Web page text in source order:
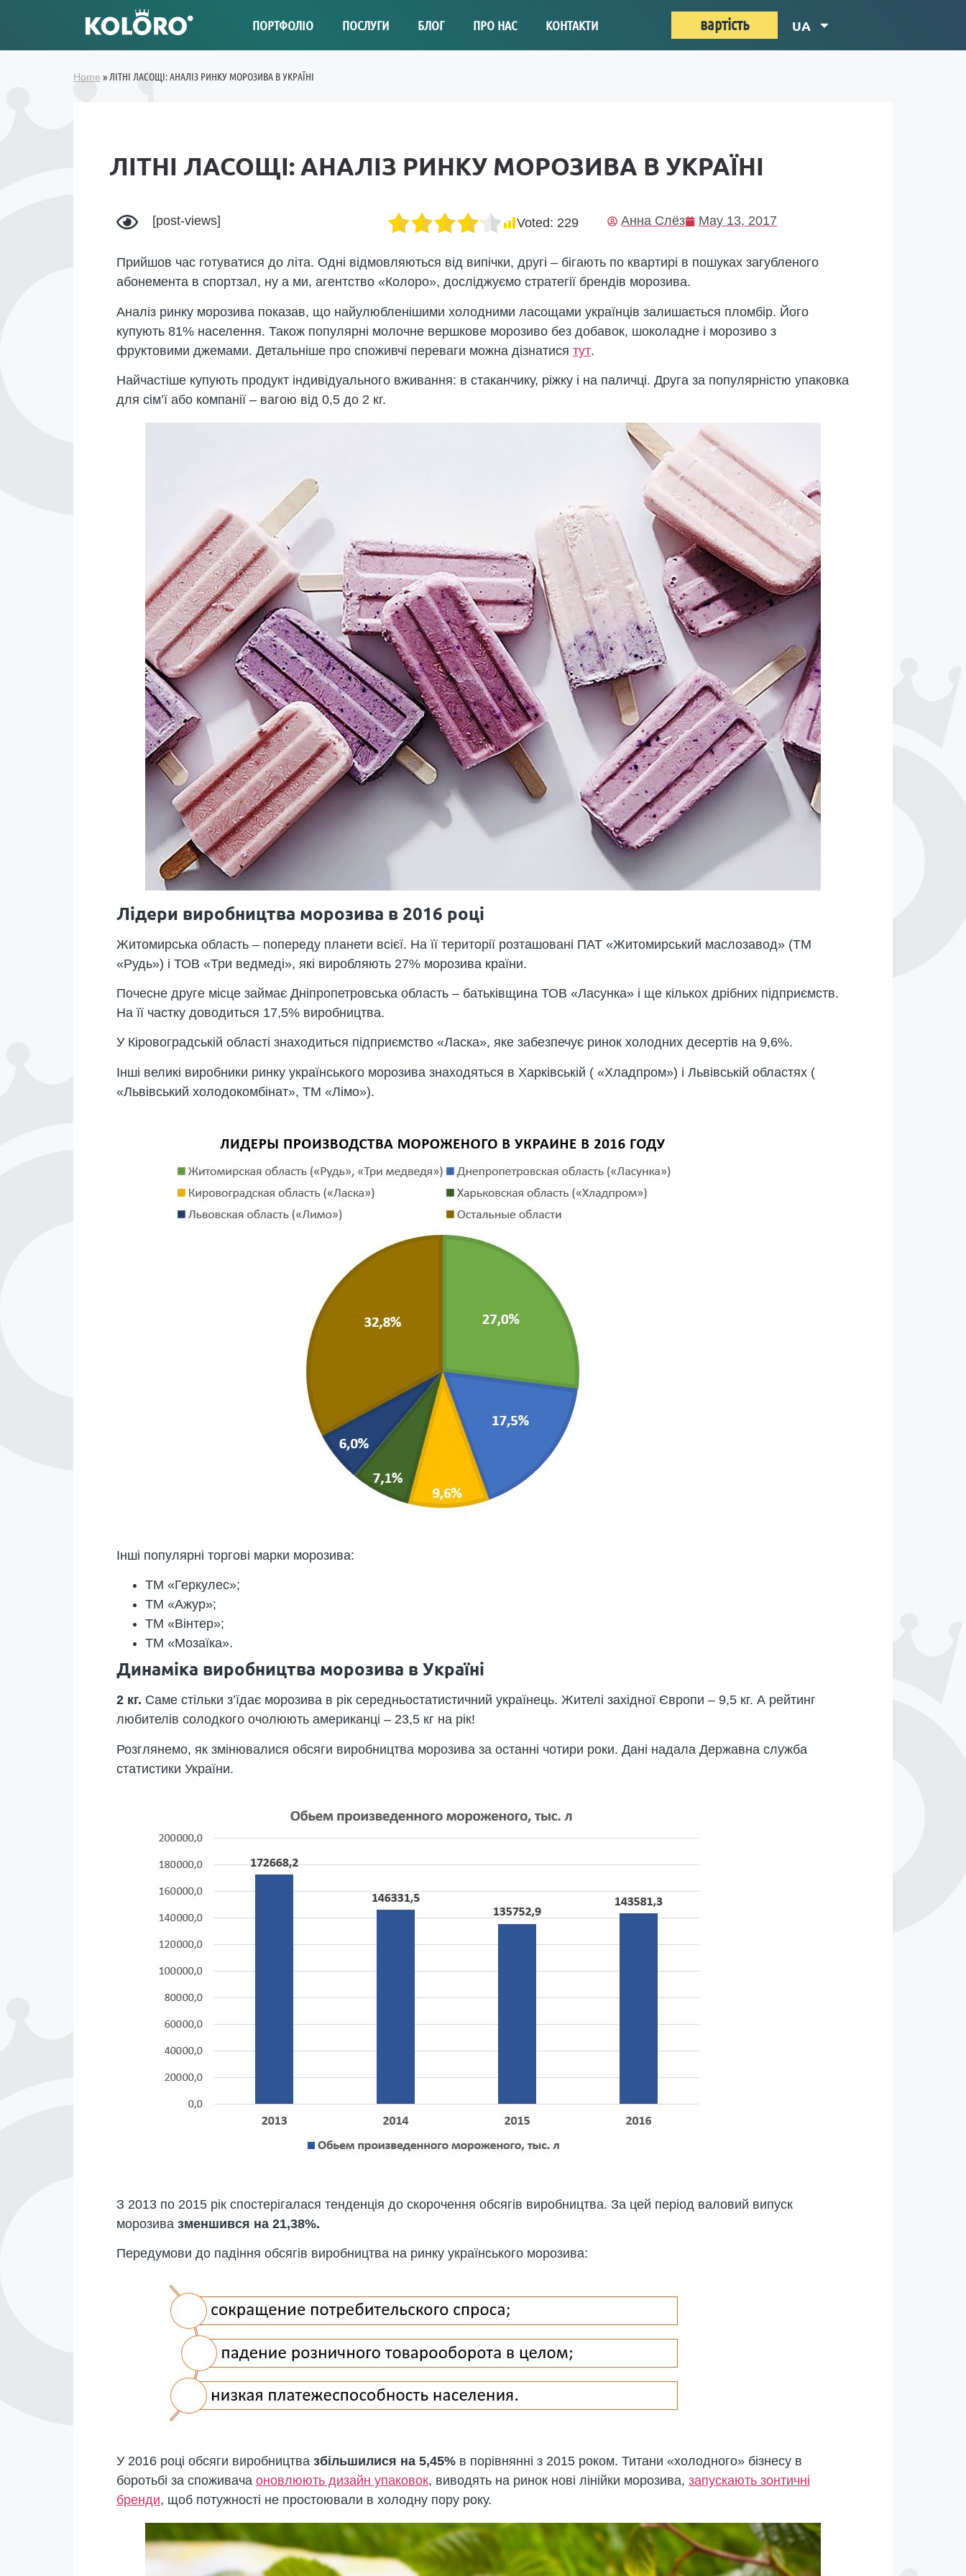
ПОРТФОЛІО ПОСЛУГИ БЛОГ ПРО НАС КОНТАКТИ вартість UA
Home »ЛІТНІ ЛАСОЩІ: АНАЛІЗ РИНКУ МОРОЗИВА В УКРАЇНІ
ЛІТНІ ЛАСОЩІ: АНАЛІЗ РИНКУ МОРОЗИВА В УКРАЇНІ
[post-views] Voted: 229 Анна Слёз May 13, 2017
Прийшов час готуватися до літа. Одні відмовляються від випічки, другі – бігають по квартирі в пошуках загубленого
абонемента в спортзал, ну а ми, агентство «Колоро», досліджуємо стратегії брендів морозива.
Аналіз ринку морозива показав, що найулюбленішими холодними ласощами українців залишається пломбір. Його
купують 81% населення. Також популярні молочне вершкове морозиво без добавок, шоколадне і морозиво з
фруктовими джемами. Детальніше про споживчі переваги можна дізнатися тут.
Найчастіше купують продукт індивідуального вживання: в стаканчику, ріжку і на паличці. Друга за популярністю упаковка
для сім’ї або компанії – вагою від 0,5 до 2 кг.
Лідери виробництва морозива в 2016 році
Житомирська область – попереду планети всієї. На її території розташовані ПАТ «Житомирський маслозавод» (ТМ
«Рудь») і ТОВ «Три ведмеді», які виробляють 27% морозива країни.
Почесне друге місце займає Дніпропетровська область – батьківщина ТОВ «Ласунка» і ще кількох дрібних підприємств.
На її частку доводиться 17,5% виробництва.
У Кіровоградській області знаходиться підприємство «Ласка», яке забезпечує ринок холодних десертів на 9,6%.
Інші великі виробники ринку українського морозива знаходяться в Харківській ( «Хладпром») і Львівській областях (
«Львівський холодокомбінат», ТМ «Лімо»).
Інші популярні торгові марки морозива:
ТМ «Геркулес»;
ТМ «Ажур»;
ТМ «Вінтер»;
ТМ «Мозаїка».
Динаміка виробництва морозива в Україні
2 кг. Саме стільки з’їдає морозива в рік середньостатистичний українець. Жителі західної Європи – 9,5 кг. А рейтинг
любителів солодкого очолюють американці – 23,5 кг на рік!
Розглянемо, як змінювалися обсяги виробництва морозива за останні чотири роки. Дані надала Державна служба
статистики України.
З 2013 по 2015 рік спостерігалася тенденція до скорочення обсягів виробництва. За цей період валовий випуск
морозива зменшився на 21,38%.
Передумови до падіння обсягів виробництва на ринку українського морозива:
У 2016 році обсяги виробництва збільшилися на 5,45% в порівнянні з 2015 роком. Титани «холодного» бізнесу в
боротьбі за споживача оновлюють дизайн упаковок, виводять на ринок нові лінійки морозива, запускають зонтичні
бренди, щоб потужності не простоювали в холодну пору року.